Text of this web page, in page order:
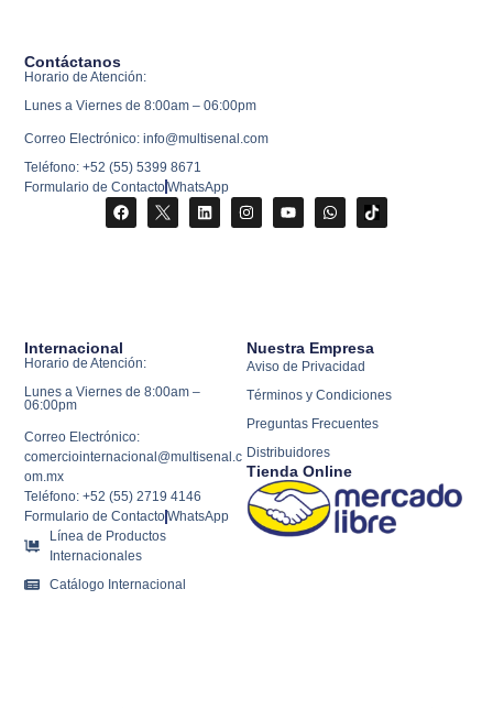
Nuestra Empresa
Aviso de Privacidad
Términos y Condiciones
Preguntas Frecuentes
Distribuidores
Tienda Online
Internacional
Horario de Atención:
Lunes a Viernes de 8:00am –
06:00pm
Correo Electrónico:
comerciointernacional@multisenal.c
om.mx
Teléfono: +52 (55) 2719 4146
Formulario de ContactoWhatsApp
Línea de Productos
Internacionales
Catálogo Internacional
Contáctanos
Horario de Atención:
Lunes a Viernes de 8:00am – 06:00pm
Correo Electrónico: info@multisenal.com
Teléfono: +52 (55) 5399 8671
Formulario de ContactoWhatsApp